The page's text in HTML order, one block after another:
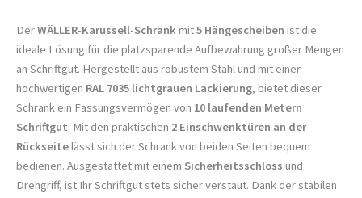
DerWÄLLER-Karussell-Schrankmit5 Hängescheiben ist die
ideale Lösung für die platzsparende Aufbewahrung großer Mengen
an Schriftgut. Hergestellt aus robustem Stahl und mit einer
hochwertigen RAL 7035 lichtgrauen Lackierung, bietet dieser
Schrank ein Fassungsvermögen von 10 laufenden Metern
Schriftgut. Mit den praktischen 2 Einschwenktüren an der
Rückseitelässt sich der Schrank von beiden Seiten bequem
bedienen. Ausgestattet mit einem Sicherheitsschloss und
Drehgriff, ist Ihr Schriftgut stets sicher verstaut. Dank der stabilen